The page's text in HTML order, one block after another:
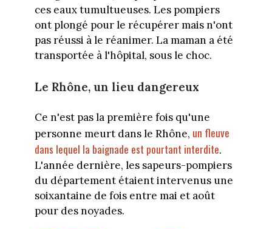
ces eaux tumultueuses. Les pompiers
ont plongé pour le récupérer mais n'ont
pas réussi à le réanimer. La maman a été
transportée à l'hôpital, sous le choc.
Le Rhône, un lieu dangereux
Ce n'est pas la première fois qu'une
personne meurt dans le Rhône, un fleuve
dans lequel la baignade est pourtant interdite.
L'année dernière, les sapeurs-pompiers
du département étaient intervenus une
soixantaine de fois entre mai et août
pour des noyades.